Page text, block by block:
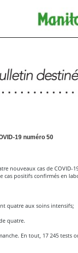
19 numéro 50
nouveaux cas de COVID-
cas positifs confirmés en
quatre aux soins intensifs;
quatre.
En tout, 17 245 tests